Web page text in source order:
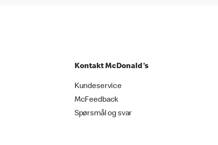
Kontakt McDonald's
Kundeservice
McFeedback
Spørsmål og svar